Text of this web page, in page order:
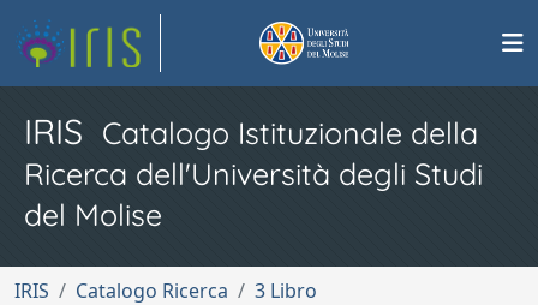
IRIS Catalogo Istituzionale della
Ricerca dell'Università degli Studi
del Molise
IRIS Catalogo Ricerca
3 Libro